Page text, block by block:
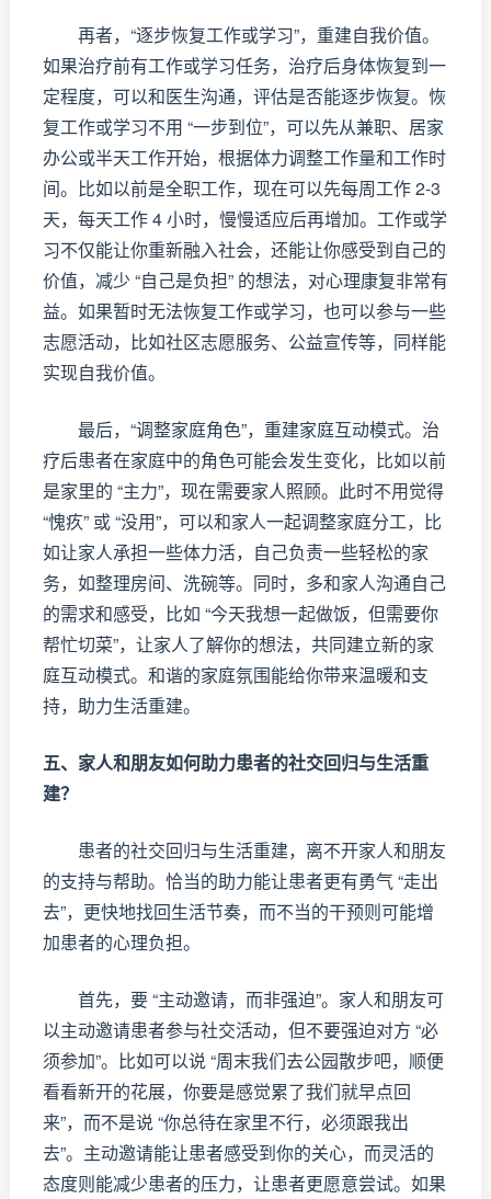
再者，“逐步恢复工作或学习”，重建自我价值。
如果治疗前有工作或学习任务，治疗后身体恢复到一
定程度，可以和医生沟通，评估是否能逐步恢复。恢
复工作或学习不用 “一步到位”，可以先从兼职、居家
办公或半天工作开始，根据体力调整工作量和工作时
间。比如以前是全职工作，现在可以先每周工作 2-3
天，每天工作 4 小时，慢慢适应后再增加。工作或学
习不仅能让你重新融入社会，还能让你感受到自己的
价值，减少 “自己是负担” 的想法，对心理康复非常有
益。如果暂时无法恢复工作或学习，也可以参与一些
志愿活动，比如社区志愿服务、公益宣传等，同样能
实现自我价值。
最后，“调整家庭角色”，重建家庭互动模式。治
疗后患者在家庭中的角色可能会发生变化，比如以前
是家里的 “主力”，现在需要家人照顾。此时不用觉得
“愧疚” 或 “没用”，可以和家人一起调整家庭分工，比
如让家人承担一些体力活，自己负责一些轻松的家
务，如整理房间、洗碗等。同时，多和家人沟通自己
的需求和感受，比如 “今天我想一起做饭，但需要你
帮忙切菜”，让家人了解你的想法，共同建立新的家
庭互动模式。和谐的家庭氛围能给你带来温暖和支
持，助力生活重建。
五、家人和朋友如何助力患者的社交回归与生活重
建？
患者的社交回归与生活重建，离不开家人和朋友
的支持与帮助。恰当的助力能让患者更有勇气 “走出
去”，更快地找回生活节奏，而不当的干预则可能增
加患者的心理负担。
首先，要 “主动邀请，而非强迫”。家人和朋友可
以主动邀请患者参与社交活动，但不要强迫对方 “必
须参加”。比如可以说 “周末我们去公园散步吧，顺便
看看新开的花展，你要是感觉累了我们就早点回
来”，而不是说 “你总待在家里不行，必须跟我出
去”。主动邀请能让患者感受到你的关心，而灵活的
态度则能减少患者的压力，让患者更愿意尝试。如果